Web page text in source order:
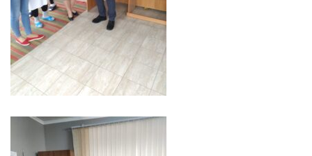
Regimului
Funciar
Serviciul
Relaţii
cu
Publicul